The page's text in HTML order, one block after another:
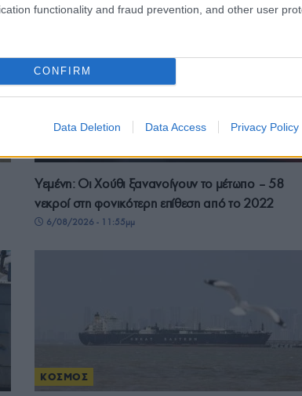
functionality and fraud prevention, and other user
CONFIRM
Data Deletion Data Access Privacy Policy
Υεμένη: Οι Χούθι ξανανοίγουν το μέτωπο – 58
νεκροί στη φονικότερη επίθεση από το 2022
6/08/2026 - 11:55μμ
ΚΟΣΜΟΣ